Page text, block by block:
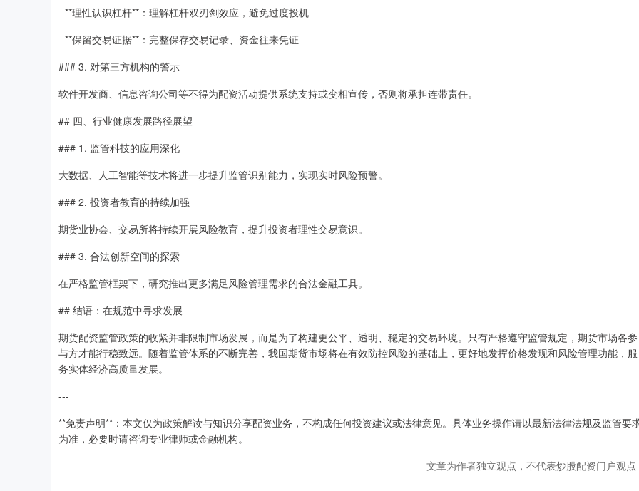
- **理性认识杠杆**：理解杠杆双刃剑效应，避免过度投机
- **保留交易证据**：完整保存交易记录、资金往来凭证
### 3. 对第三方机构的警示
软件开发商、信息咨询公司等不得为配资活动提供系统支持或变相宣传，否则将承担连带责任。
## 四、行业健康发展路径展望
### 1. 监管科技的应用深化
大数据、人工智能等技术将进一步提升监管识别能力，实现实时风险预警。
### 2. 投资者教育的持续加强
期货业协会、交易所将持续开展风险教育，提升投资者理性交易意识。
### 3. 合法创新空间的探索
在严格监管框架下，研究推出更多满足风险管理需求的合法金融工具。
## 结语：在规范中寻求发展
期货配资监管政策的收紧并非限制市场发展，而是为了构建更公平、透明、稳定的交易环境。只有严格遵守监管规定，期货市场各参
与方才能行稳致远。随着监管体系的不断完善，我国期货市场将在有效防控风险的基础上，更好地发挥价格发现和风险管理功能，服
务实体经济高质量发展。
---
**免责声明**：本文仅为政策解读与知识分享配资业务，不构成任何投资建议或法律意见。具体业务操作请以最新法律法规及监管要
为准，必要时请咨询专业律师或金融机构。
文章为作者独立观点，不代表炒股配资门户观点